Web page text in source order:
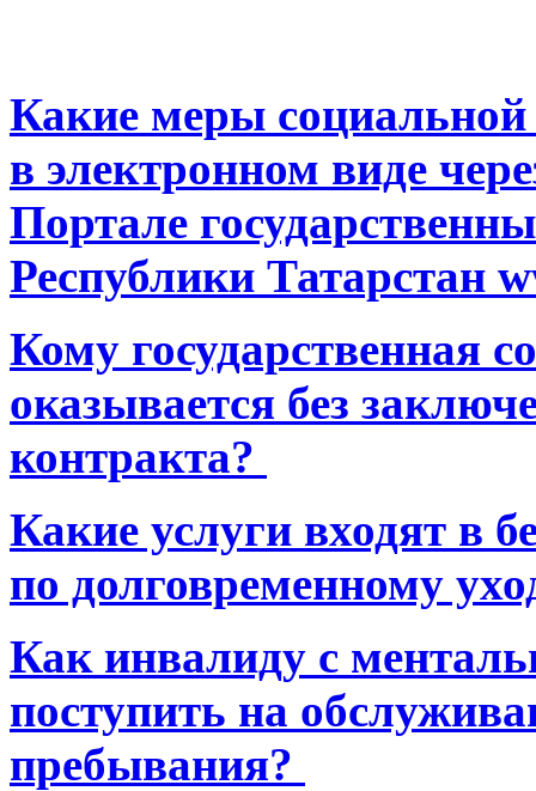
Какие меры
в электронном виде
Портале
Республики Татарстан
Кому государственная
оказывается без
контракта?
Какие услуги входят в
по долговременному
Как инвалиду с
поступить на
пребывания?